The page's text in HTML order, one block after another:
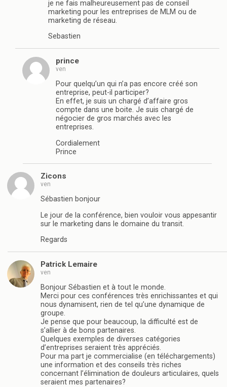
je ne fais malheureusement pas de conseil
marketing pour les entreprises de MLM ou de
marketing de réseau.
Sebastien
prince
ven
Pour quelqu’un qui n’a pas encore créé son
entreprise, peut-il participer?
En effet, je suis un chargé d’affaire gros
compte dans une boite. Je suis chargé de
négocier de gros marchés avec les
entreprises.
Cordialement
Prince
Zicons
ven
Sébastien bonjour
Le jour de la conférence, bien vouloir vous appesantir
sur le marketing dans le domaine du transit.
Regards
Patrick Lemaire
ven
Bonjour Sébastien et à tout le monde.
Merci pour ces conférences très enrichissantes et qui
nous dynamisent, rien de tel qu’une dynamique de
groupe.
Je pense que pour beaucoup, la difficulté est de
s’allier à de bons partenaires.
Quelques exemples de diverses catégories
d’entreprises seraient très appréciés.
Pour ma part je commercialise (en téléchargements)
une information et des conseils très riches
concernant l’élimination de douleurs articulaires, quels
seraient mes partenaires?